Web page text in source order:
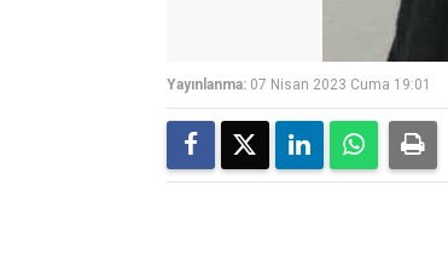
Yayınlanma: 07 Nisan 2023 Cuma 19:01